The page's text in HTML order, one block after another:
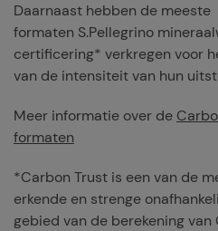
Daarnaast hebben de meeste
formaten S.Pellegrino
certificering* verkregen voor
van de intensiteit van hun
Meer informatie over de
formaten
*Carbon Trust is een van de
erkende en strenge
gebied van de berekening van